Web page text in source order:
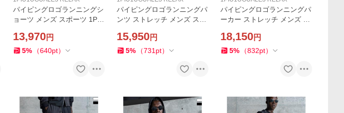
パイピングロゴランニングシ
ョーツ メンズ スポーツ 1PIU
ング ジム ハーフパンツ 短パ
ン ウノピゥウノウグァーレ
13,970円
5% （640pt）
パイピングロゴランニングパ
ンツ ストレッチ メンズ スポ
X ウォーキング トレーニン
グ ジム ウノピゥウノウグァ
15,950円
5% （731 pt）
パイピングロゴランニングパ
ーカー ストレッチ メンズ ス
AX ウォーキング トレーニン
グ ジム ウノピゥウノウグァ
18,150円
5% （832pt）